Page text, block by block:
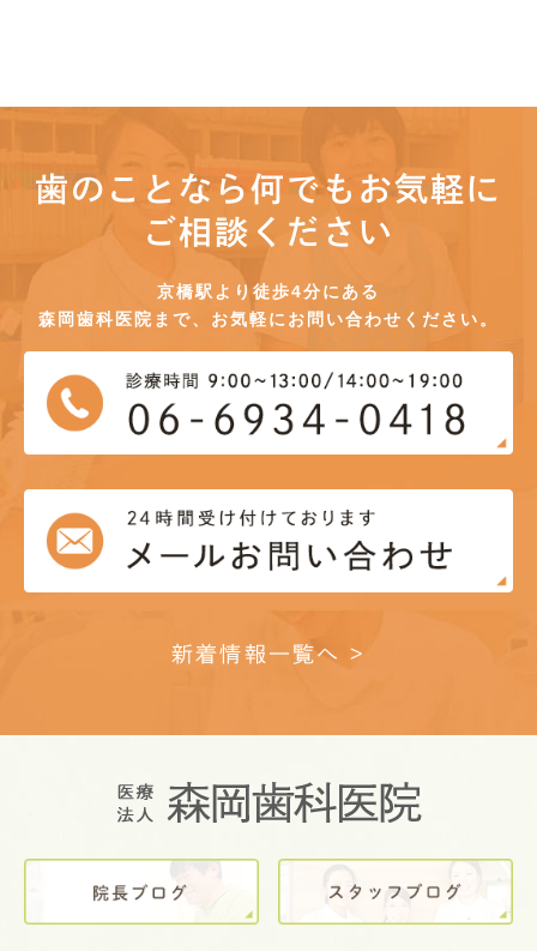
歯のことなら何でもお気軽に
ご相談ください
京橋駅より徒歩4分にある
森岡歯科医院まで、お気軽にお問い合わせください。
新着情報一覧へ >